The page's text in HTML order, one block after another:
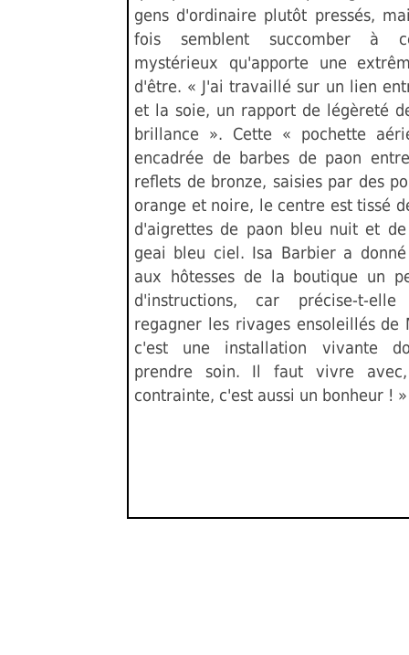
gens d'ordinaire plutôt pressés,
fois semblent succomber à
mystérieux qu'apporte une
d'être. « J'ai travaillé sur un lien
et la soie, un rapport de légèreté
brillance ». Cette « pochette
encadrée de barbes de paon
reflets de bronze, saisies par des
orange et noire, le centre est tissé
d'aigrettes de paon bleu nuit et
geai bleu ciel. Isa Barbier a
aux hôtesses de la boutique un
d'instructions, car précise-t-
regagner les rivages ensoleillés de
c'est une installation vivante
prendre soin. Il faut vivre
contrainte, c'est aussi un bonheur ! »